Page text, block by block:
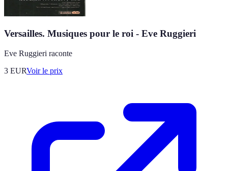
Versailles. Musiques pour le roi - Eve Ruggieri
Eve Ruggieri raconte
3 EURVoir le prix